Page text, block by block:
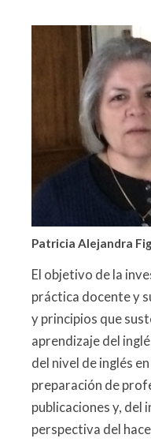
Patricia Alejandra
El objetivo de la
práctica docente y
y principios que
aprendizaje del
del nivel de inglés
preparación de
publicaciones y, del
perspectiva del